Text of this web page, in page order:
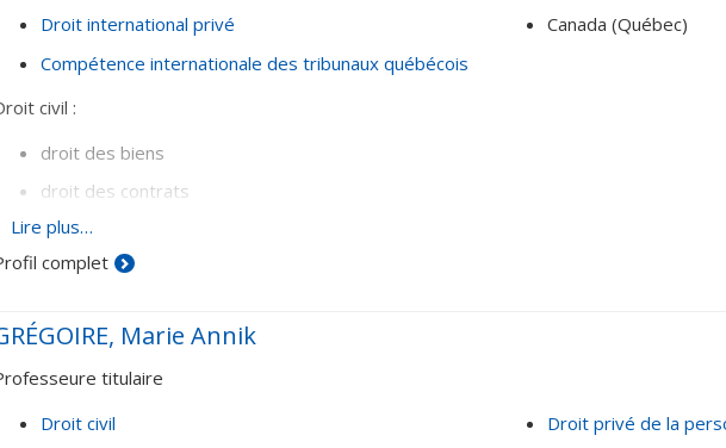
Droit international privé
Compétence internationale des tribunaux québécois
Canada (Québec)
civil :
droit des biens
droit des contrats
international privé :
contrats internationaux
compétence internationale des tribunaux québécois
Lire plus…
complet
Marie Annik
titulaire
Droit civil
Droit privé de la